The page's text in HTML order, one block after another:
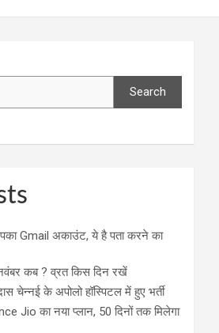
Search
Gmail अकाउंट, ये है पता करने का
कब ? व्रत किस दिन रखें
चेन्नई के अपोलो हॉस्पिटल में हुए भर्ती
Jio का नया प्लान, 50 दिनों तक मिलेगा